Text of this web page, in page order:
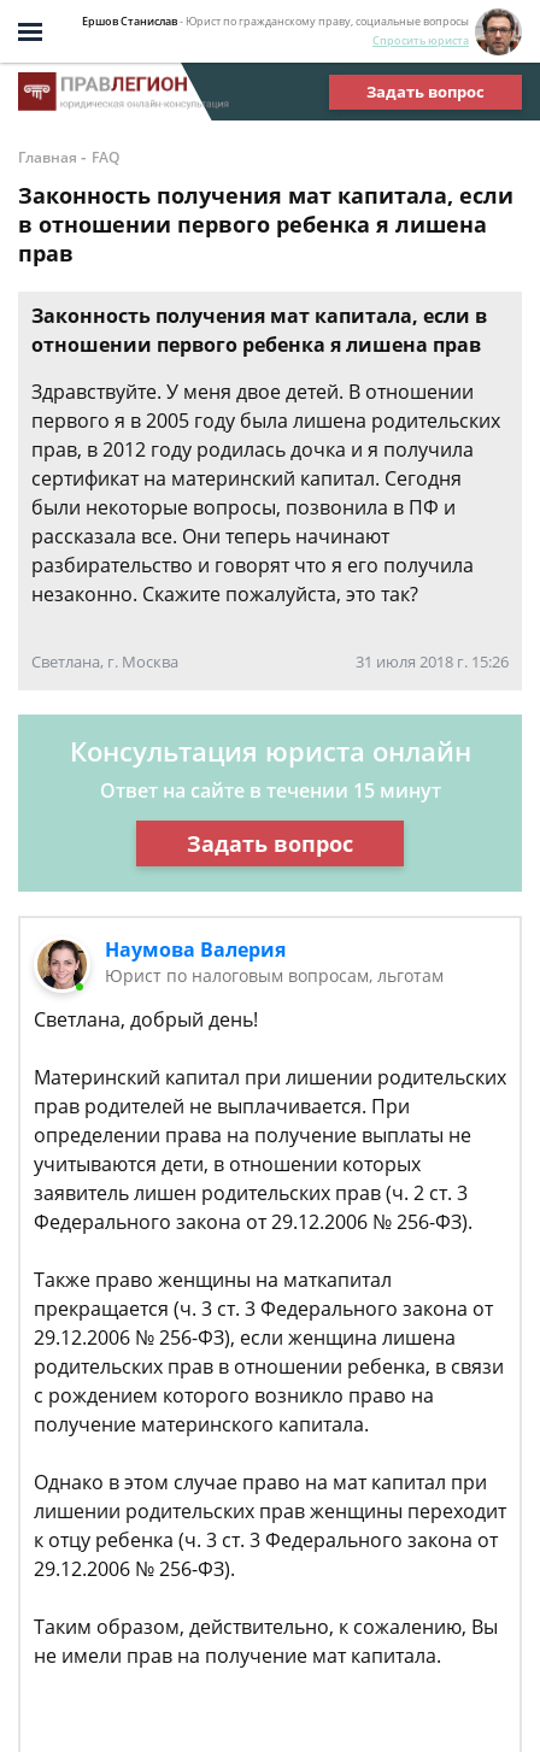
Ершов Станислав- Юрист по гражданскому праву, социальные вопросы
Спросить юриста
Задать вопрос
Главная - FAQ
Законность получения мат капитала, если
в отношении первого ребенка я лишена
прав
Законность получения мат капитала, если в
отношении первого ребенка я лишена прав
Здравствуйте. У меня двое детей. В отношении
первого я в 2005 году была лишена родительских
прав, в 2012 году родилась дочка и я получила
сертификат на материнский капитал. Сегодня
были некоторые вопросы, позвонила в ПФ и
рассказала все. Они теперь начинают
разбирательство и говорят что я его получила
незаконно. Скажите пожалуйста, это так?
Светлана, г. Москва 31 июля 2018 г. 15:26
Консультация юриста онлайн
Ответ на сайте в течении 15 минут
Задать вопрос
Наумова Валерия
Юрист по налоговым вопросам, льготам
Светлана, добрый день!
Материнский капитал при лишении родительских
прав родителей не выплачивается. При
определении права на получение выплаты не
учитываются дети, в отношении которых
заявитель лишен родительских прав (ч. 2 ст. 3
Федерального закона от 29.12.2006 № 256-ФЗ).
Также право женщины на маткапитал
прекращается (ч. 3 ст. 3 Федерального закона от
29.12.2006 № 256-ФЗ), если женщина лишена
родительских прав в отношении ребенка, в связи
с рождением которого возникло право на
получение материнского капитала.
Однако в этом случае право на мат капитал при
лишении родительских прав женщины переходит
к отцу ребенка (ч. 3 ст. 3 Федерального закона от
29.12.2006 № 256-ФЗ).
Таким образом, действительно, к сожалению, Вы
не имели прав на получение мат капитала.